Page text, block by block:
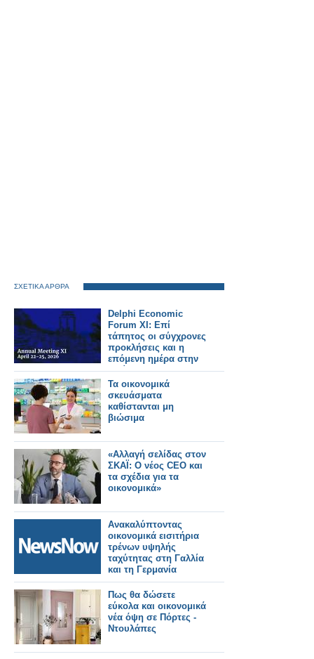
ΣΧΕΤΙΚΑ ΑΡΘΡΑ
Delphi Economic
Forum XI: Επί
τάπητος οι σύγχρονες
προκλήσεις και η
επόμενη ημέρα στην
υγεία
Τα οικονομικά
σκευάσματα
καθίστανται μη
βιώσιμα
«Αλλαγή σελίδας στον
ΣΚΑΪ: Ο νέος CEO και
τα σχέδια για τα
οικονομικά»
Ανακαλύπτοντας
οικονομικά εισιτήρια
τρένων υψηλής
ταχύτητας στη Γαλλία
και τη Γερμανία
Πως θα δώσετε
εύκολα και οικονομικά
νέα όψη σε Πόρτες -
Ντουλάπες